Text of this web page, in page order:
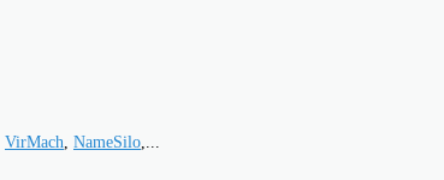
VirMach, NameSilo,...